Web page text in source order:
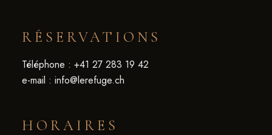
RÉSERVATIONS
Téléphone : +41 27 283 19 42
e-mail : info@lerefuge.ch
HORAIRES